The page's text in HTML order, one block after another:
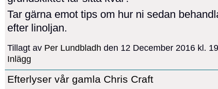
Tar gärna emot tips om hur ni sedan
efter linoljan.
Tillagt av Per Lundbladh den 12 December 2016 kl.
Inlägg
Efterlyser vår gamla Chris Craft